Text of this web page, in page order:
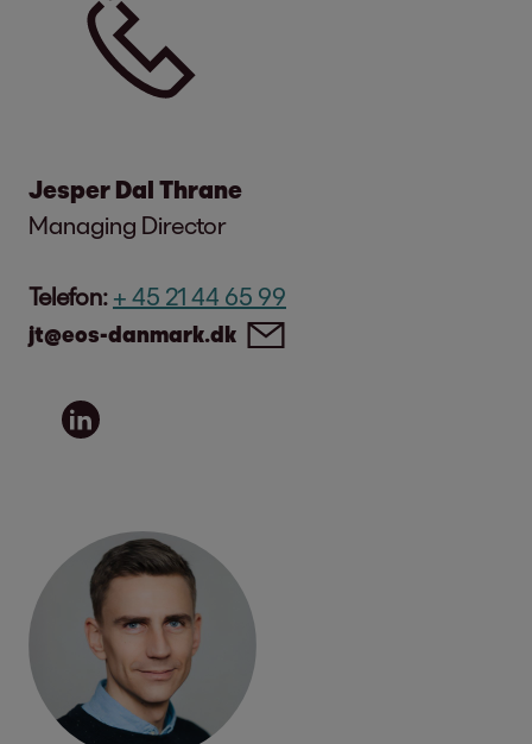
Jesper Dal Thrane
Managing Director
Telefon: + 45 21 44 65 99
jt@eos-danmark.dk